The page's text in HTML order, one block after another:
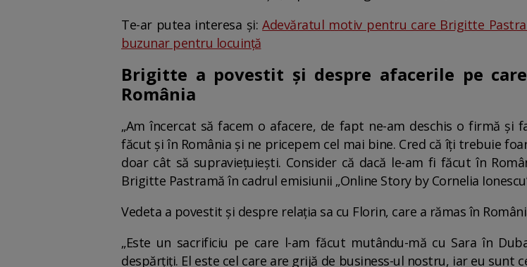
Te-ar putea interesa și:Adevăratul motiv pentru care Brigitte
buzunar pentru locuință
Brigitte a povestit și despre afacerile pe
România
„Am încercat să facem o afacere, de fapt ne-am deschis o firmă și
făcut și în România și ne pricepem cel mai bine. Cred că îți trebuie
doar cât să supraviețuiești. Consider că dacă le-am fi făcut în
Brigitte Pastramă în cadrul emisiunii „Online Story by Cornelia
Vedeta a povestit și despre relația sa cu Florin, care a rămas în
„Este un sacrificiu pe care l-am făcut mutându-mă cu Sara în
despărțiți. El este cel care are grijă de business-ul nostru, iar eu sunt